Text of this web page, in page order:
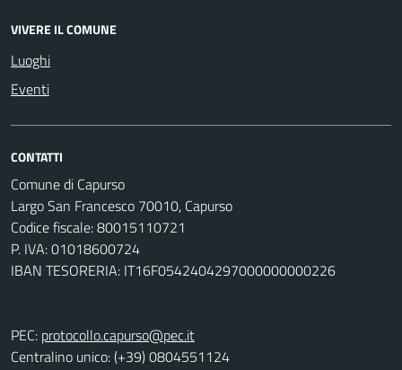
VIVERE IL COMUNE
Luoghi
Eventi
CONTATTI
Comune di Capurso
Largo San Francesco 70010, Capurso
Codice fiscale: 80015110721
P. IVA: 01018600724
IBAN TESORERIA: IT16F0542404297000000000226
PEC: protocollo.capurso@pec.it
Centralino unico: (+39) 0804551124